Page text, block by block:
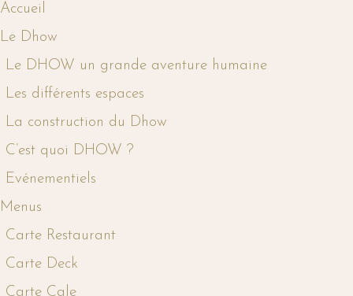
Accueil
Le Dhow
Le DHOW un grande aventure humaine
Les différents espaces
La construction du Dhow
C’est quoi DHOW ?
Evénementiels
Menus
Carte Restaurant
Carte Deck
Carte Cale